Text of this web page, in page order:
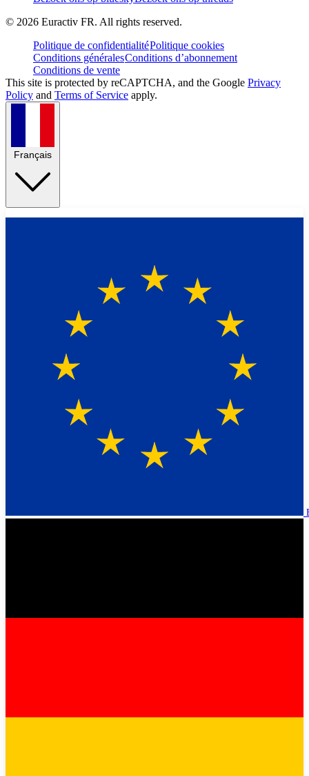
© 2026 Euractiv FR. All rights reserved.
Politique de confidentialitéPolitique cookies
Conditions généralesConditions d’abonnement
Conditions de vente
This site is protected by reCAPTCHA, and the Google Privacy
Policy and Terms of Service apply.
Français